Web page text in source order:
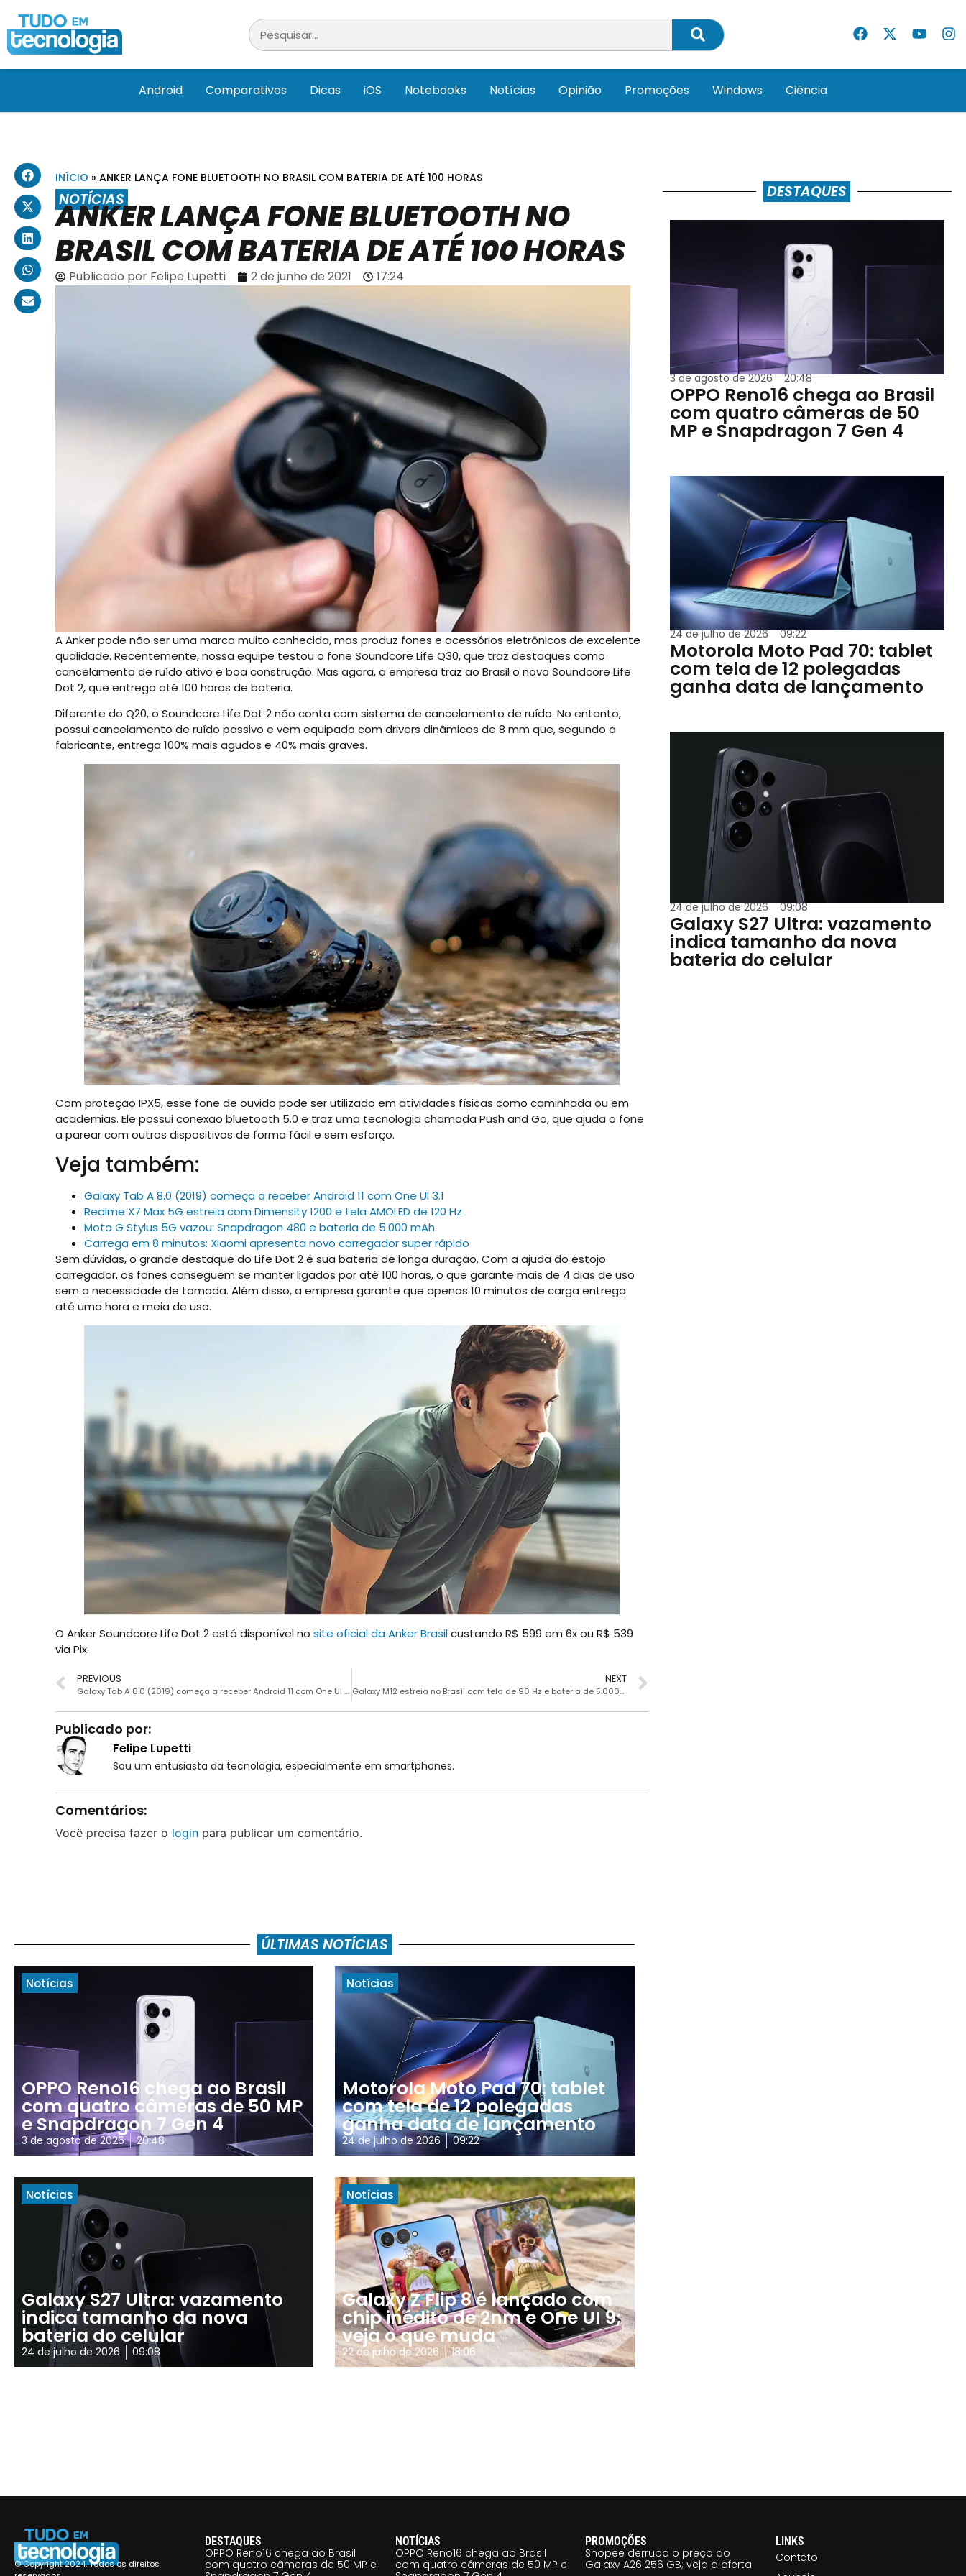
Android Comparativos Dicas iOS Notebooks Notícias Opinião Promoções Windows Ciência
INÍCIO » ANKER LANÇA FONE BLUETOOTH NO BRASIL COM BATERIA DE ATÉ 100 HORAS
NOTÍCIAS
ANKER LANÇA FONE BLUETOOTH NO
BRASIL COM BATERIA DE ATÉ 100 HORAS
Publicado porFelipe Lupetti 2 de junho de 2021 17:24
A Anker pode não ser uma marca muito conhecida, mas produz fones e acessórios eletrônicos de excelente
qualidade. Recentemente, nossa equipe testou o fone Soundcore Life Q30, que traz destaques como
cancelamento de ruído ativo e boa construção. Mas agora, a empresa traz ao Brasil o novo Soundcore Life
Dot 2, que entrega até 100 horas de bateria.
Diferente do Q20, o Soundcore Life Dot 2 não conta com sistema de cancelamento de ruído. No entanto,
possui cancelamento de ruído passivo e vem equipado com drivers dinâmicos de 8 mm que, segundo a
fabricante, entrega 100% mais agudos e 40% mais graves.
Com proteção IPX5, esse fone de ouvido pode ser utilizado em atividades físicas como caminhada ou em
academias. Ele possui conexão bluetooth 5.0 e traz uma tecnologia chamada Push and Go, que ajuda o fone
a parear com outros dispositivos de forma fácil e sem esforço.
Veja também:
Galaxy Tab A 8.0 (2019) começa a receber Android 11 com One UI 3.1
Realme X7 Max 5G estreia com Dimensity 1200 e tela AMOLED de 120 Hz
Moto G Stylus 5G vazou: Snapdragon 480 e bateria de 5.000 mAh
Carrega em 8 minutos: Xiaomi apresenta novo carregador super rápido
Sem dúvidas, o grande destaque do Life Dot 2 é sua bateria de longa duração. Com a ajuda do estojo
carregador, os fones conseguem se manter ligados por até 100 horas, o que garante mais de 4 dias de uso
sem a necessidade de tomada. Além disso, a empresa garante que apenas 10 minutos de carga entrega
até uma hora e meia de uso.
O Anker Soundcore Life Dot 2 está disponível no site oficial da Anker Brasilcustando R$ 599 em 6x ou R$ 539
via Pix.
PREVIOUS
Galaxy Tab A 8.0 (2019) começa a receber Android 11 com One UI 3.1
NEXT
Galaxy M12 estreia no Brasil com tela de 90 Hz e bateria de 5.000 mAh
Publicado por:
Felipe Lupetti
Sou um entusiasta da tecnologia, especialmente em smartphones.
Comentários:
Você precisa fazer o loginpara publicar um comentário.
DESTAQUES
3 de agosto de 2026 20:48
OPPO Reno16 chega ao Brasil
com quatro câmeras de 50
MP e Snapdragon 7 Gen 4
24 de julho de 2026 09:22
Motorola Moto Pad 70: tablet
com tela de 12 polegadas
ganha data de lançamento
24 de julho de 2026 09:08
Galaxy S27 Ultra: vazamento
indica tamanho da nova
bateria do celular
ÚLTIMAS NOTÍCIAS
Notícias
OPPO Reno16 chega ao Brasil
com quatro câmeras de 50 MP
e Snapdragon 7 Gen 4
3 de agosto de 2026 20:48
Notícias
Motorola Moto Pad 70: tablet
com tela de 12 polegadas
ganha data de lançamento
24 de julho de 2026 09:22
Notícias
Galaxy S27 Ultra: vazamento
indica tamanho da nova
bateria do celular
24 de julho de 2026 09:08
Notícias
Galaxy Z Flip 8 é lançado com
chip inédito de 2nm e One UI 9;
veja o que muda
22 de julho de 2026 18:06
© Copyright 2024, Todos os direitos
DESTAQUES
OPPO Reno16 chega ao Brasil
com quatro câmeras de 50 MP e
NOTÍCIAS
OPPO Reno16 chega ao Brasil
com quatro câmeras de 50 MP e
PROMOÇÕES
Shopee derruba o preço do
Galaxy A26 256 GB; veja a oferta
LINKS
Contato